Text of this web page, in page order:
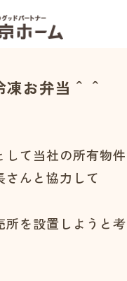
お弁当＾＾
して当社の所有物
さんと協力して
所を設置しようと